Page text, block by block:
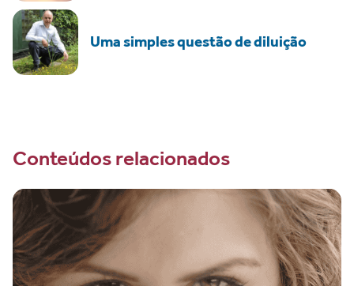
Uma simples questão de diluição
Conteúdos relacionados